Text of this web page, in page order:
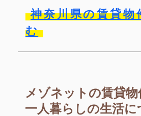
神奈川県の賃貸物
む
メゾネットの賃貸
一人暮らしの生活に